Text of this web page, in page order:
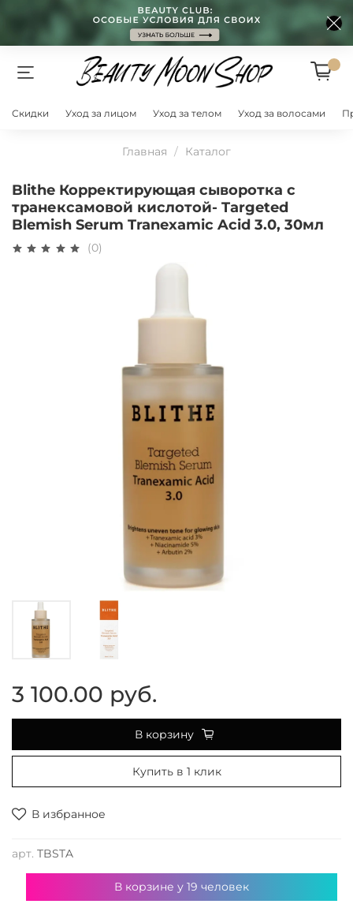
Скидки Уход за лицом Уход за телом Уход за волосами
Главная Каталог
Blithe Корректирующая сыворотка с
транексамовой кислотой- Targeted
Blemish Serum Tranexamic Acid 3.0, 30мл
(0)
В избранное
арт. TBSTA
3 100.00 руб.
В корзину
Купить в 1 клик
В корзине у 19 человек